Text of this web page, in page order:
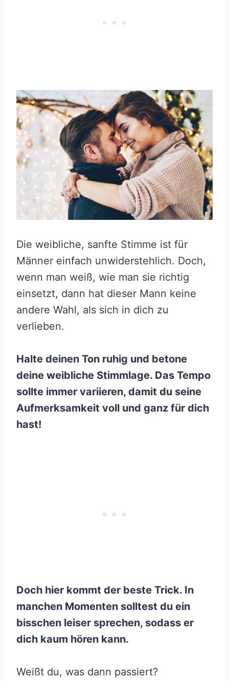
Die weibliche, sanfte Stimme ist für
Männer einfach unwiderstehlich. Doch,
wenn man weiß, wie man sie richtig
einsetzt, dann hat dieser Mann keine
andere Wahl, als sich in dich zu
verlieben.
Halte deinen Ton ruhig und betone
deine weibliche Stimmlage. Das Tempo
sollte immer variieren, damit du seine
Aufmerksamkeit voll und ganz für dich
hast!
Doch hier kommt der beste Trick. In
manchen Momenten solltest du ein
bisschen leiser sprechen, sodass er
dich kaum hören kann.
Weißt du, was dann passiert?